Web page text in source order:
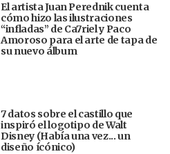
El artista Juan Perednik cuenta
cómo hizo las ilustraciones
“infladas” de Ca7riel y Paco
Amoroso para el arte de tapa de
su nuevo álbum
7 datos sobre el castillo que
inspiró el logotipo de Walt
Disney (Había una vez... un
diseño ícónico)